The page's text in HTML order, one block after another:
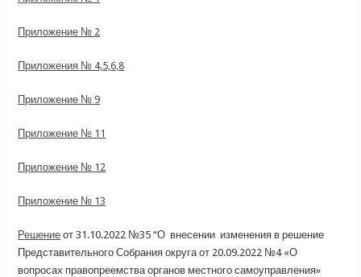
Приложение № 2
Приложения № 4,5,6,8
Приложение № 9
Приложение № 11
Приложение № 12
Приложение № 13
Решение от 31.10.2022 №35 “О внесении изменения в решение
Представительного Собрания округа от 20.09.2022 №4 «О
вопросах правопреемства органов местного самоуправления»